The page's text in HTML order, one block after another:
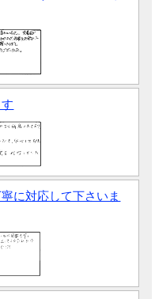
に対応して下さいま